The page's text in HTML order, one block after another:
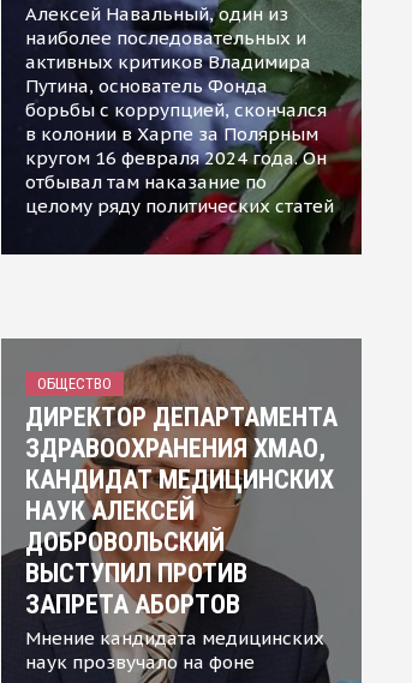
Алексей Навальный, один из
наиболее последовательных и
активных критиков Владимира
Путина, основатель Фонда
борьбы с коррупцией, скончался
в колонии в Харпе за Полярным
кругом 16 февраля 2024 года. Он
отбывал там наказание по
целому ряду политических статей
ОБЩЕСТВО
ДИРЕКТОР ДЕПАРТАМЕНТА
ЗДРАВООХРАНЕНИЯ ХМАО,
КАНДИДАТ МЕДИЦИНСКИХ
НАУК АЛЕКСЕЙ
ДОБРОВОЛЬСКИЙ
ВЫСТУПИЛ ПРОТИВ
ЗАПРЕТА АБОРТОВ
Мнение кандидата медицинских
наук прозвучало на фоне